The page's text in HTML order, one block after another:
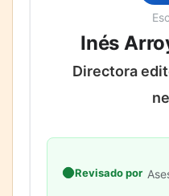
Inés
Directora
Revisado por